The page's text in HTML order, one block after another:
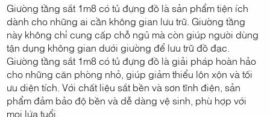
Giường tầng sắt 1m8 có tủ đựng đồ là sản phẩm tiện ích
dành cho những ai cần không gian lưu trữ. Giường tầng
này không chỉ cung cấp chỗ ngủ mà còn giúp người dùng
tận dụng không gian dưới giường để lưu trữ đồ đạc.
Giường tầng sắt 1m8 có tủ đựng đồ là giải pháp hoàn hảo
cho những căn phòng nhỏ, giúp giảm thiểu lộn xộn và tối
ưu diện tích. Với chất liệu sắt bền và sơn tĩnh điện, sản
phẩm đảm bảo độ bền và dễ dàng vệ sinh, phù hợp với
mọi lứa tuổi.